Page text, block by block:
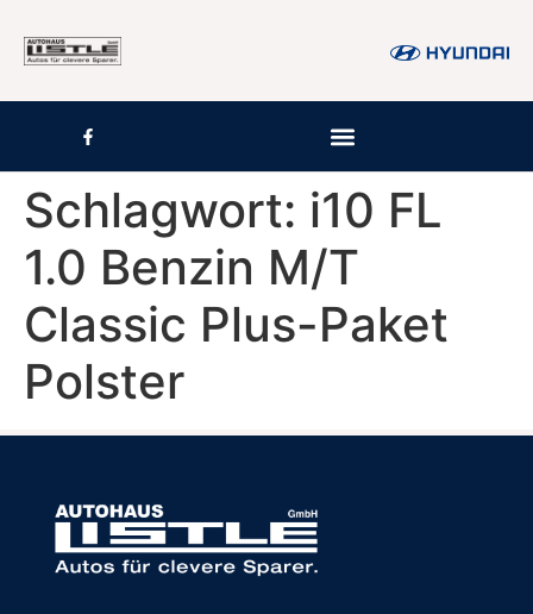
Schlagwort: i10 FL
1.0 Benzin M/T
Classic Plus-Paket
Polster